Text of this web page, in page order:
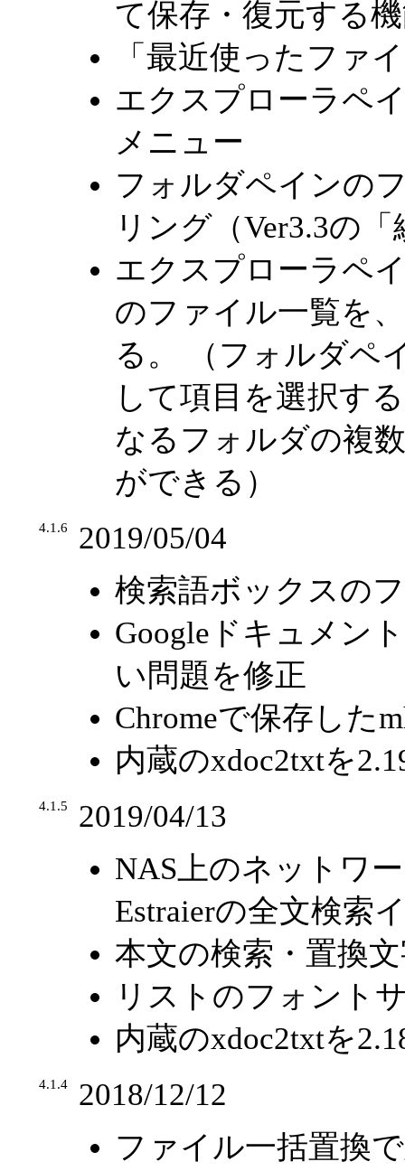
て保存・復元する
「最近使ったファ
エクスプローラペ
メニュー
フォルダペインの
リング（Ver3.3の
エクスプローラペ
のファイル一覧を
る。 （フォルダペ
して項目を選択す
なるフォルダの複
ができる）
4.1.6
2019/05/04
検索語ボックスの
Googleドキュメン
い問題を修正
Chromeで保存した
内蔵のxdoc2txtを
4.1.5
2019/04/13
NAS上のネットワ
Estraierの全文検索
本文の検索・置換
リストのフォント
内蔵のxdoc2txtを
4.1.4
2018/12/12
ファイル一括置換